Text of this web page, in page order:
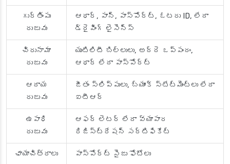
గుర్తింపు
రుజువు
ఆధార్, పాన్, పాస్‌పోర్ట్, ఓటరు ID, లేదా
డ్రైవింగ్ లైసెన్స్
చిరునామా
రుజువు
యుటిలిటీ బిల్లులు, అద్దె ఒప్పందం,
ఆధార్ లేదా పాస్‌పోర్ట్
ఆదాయ
రుజువు
జీతం స్లిప్పులు, బ్యాంక్ స్టేట్‌మెంట్‌లు లేదా
ఐటీఆర్
ఉపాధి
రుజువు
ఆఫర్ లెటర్ లేదా వ్యాపార
రిజిస్ట్రేషన్ సర్టిఫికేట్
ఛాయాచిత్రాలు పాస్‌పోర్ట్ సైజు ఫోటోలు